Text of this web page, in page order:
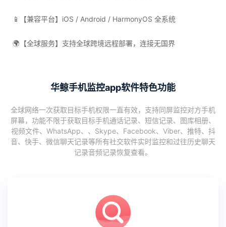
📱【兼容平台】iOS / Android / HarmonyOS 全系统
🌍【全球服务】支持全球跨境远程部署，连接无国界
华鲸手机监控app软件特色功能
全球网络一次获取目标手机权限一直有效，支持同屏监控对方手机
屏幕，功能不限于获取目标手机通话记录、短信记录、图库相册、
视频文件、WhatsApp、、Skype、Facebook、Viber、推特、抖
音、快手、微信聊天记录等所有社交软件实时监控和过往历史聊天
记录音频记录恢复查看。